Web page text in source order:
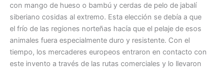
con mango de hueso o bambú y cerdas de pelo de jabalí
siberiano cosidas al extremo. Esta elección se debía a que
el frío de las regiones norteñas hacía que el pelaje de esos
animales fuera especialmente duro y resistente. Con el
tiempo, los mercaderes europeos entraron en contacto con
este invento a través de las rutas comerciales y lo llevaron